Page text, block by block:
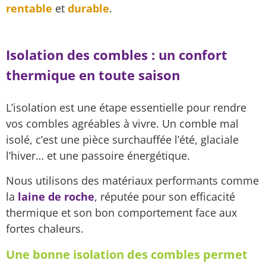
rentable et durable.
Isolation des combles : un confort
thermique en toute saison
L’isolation est une étape essentielle pour rendre
vos combles agréables à vivre. Un comble mal
isolé, c’est une pièce surchauffée l’été, glaciale
l’hiver… et une passoire énergétique.
Nous utilisons des matériaux performants comme
la laine de roche, réputée pour son efficacité
thermique et son bon comportement face aux
fortes chaleurs.
Une bonne isolation des combles permet